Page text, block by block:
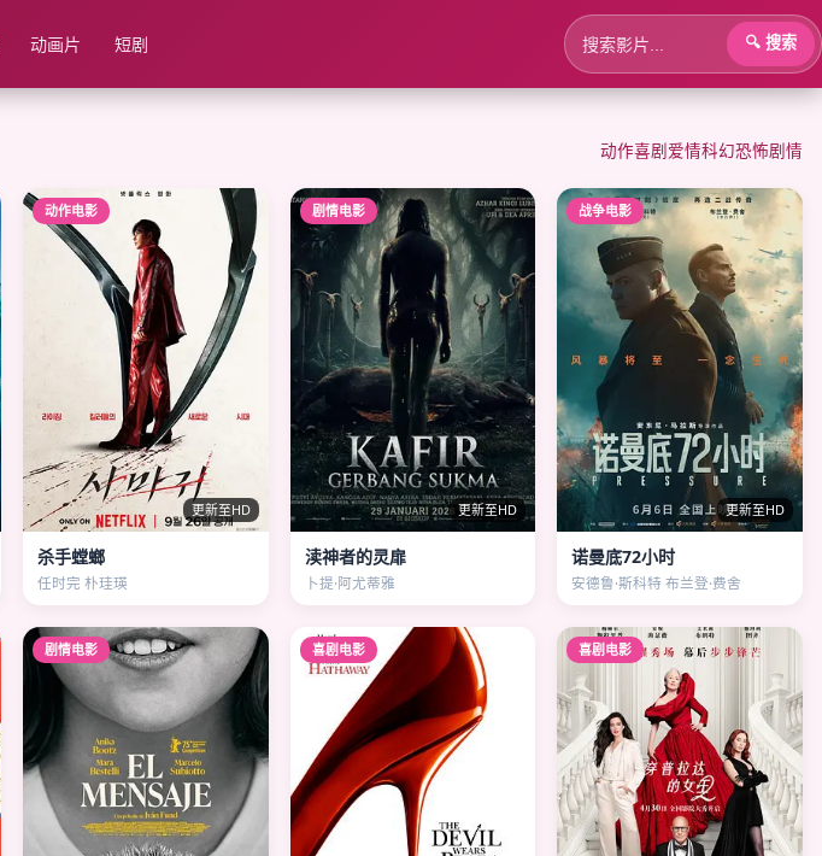
动画片 短剧 🔍 搜索
动作喜剧爱情科幻恐怖剧情
动作电影
更新至HD
杀手螳螂
任时完 朴珪瑛
剧情电影
更新至HD
渎神者的灵扉
卜提·阿尤蒂雅
战争电影
更新至HD
诺曼底72小时
安德鲁·斯科特 布兰登·费舍
剧情电影 喜剧电影 喜剧电影